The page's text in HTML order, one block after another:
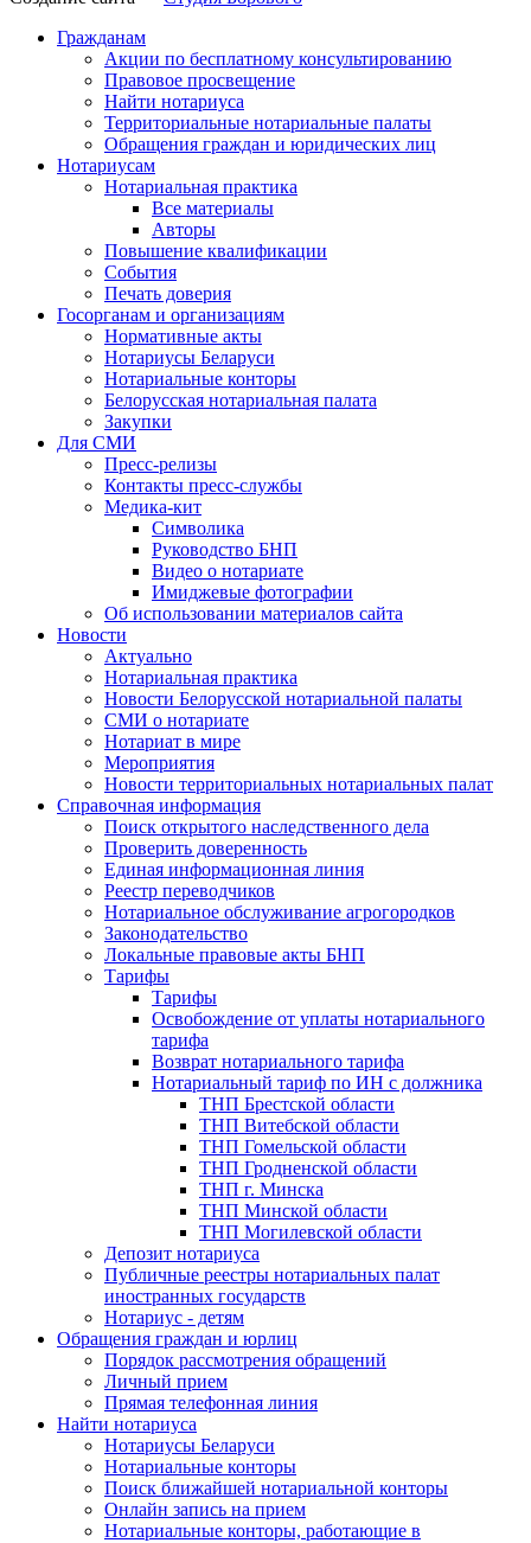
Гражданам
Акции по бесплатному консультированию
Правовое просвещение
Найти нотариуса
Территориальные нотариальные палаты
Обращения граждан и юридических лиц
Нотариусам
Нотариальная практика
Все материалы
Авторы
Повышение квалификации
События
Печать доверия
Госорганам и организациям
Нормативные акты
Нотариусы Беларуси
Нотариальные конторы
Белорусская нотариальная палата
Закупки
Для СМИ
Пресс-релизы
Контакты пресс-службы
Медика-кит
Символика
Руководство БНП
Видео о нотариате
Имиджевые фотографии
Об использовании материалов сайта
Новости
Актуально
Нотариальная практика
Новости Белорусской нотариальной палаты
СМИ о нотариате
Нотариат в мире
Мероприятия
Новости территориальных нотариальных палат
Справочная информация
Поиск открытого наследственного дела
Проверить доверенность
Единая информационная линия
Реестр переводчиков
Нотариальное обслуживание агрогородков
Законодательство
Локальные правовые акты БНП
Тарифы
Тарифы
Освобождение от уплаты нотариального
тарифа
Возврат нотариального тарифа
Нотариальный тариф по ИН с должника
ТНП Брестской области
ТНП Витебской области
ТНП Гомельской области
ТНП Гродненской области
ТНП г. Минска
ТНП Минской области
ТНП Могилевской области
Депозит нотариуса
Публичные реестры нотариальных палат
иностранных государств
Нотариус - детям
Обращения граждан и юрлиц
Порядок рассмотрения обращений
Личный прием
Прямая телефонная линия
Найти нотариуса
Нотариусы Беларуси
Нотариальные конторы
Поиск ближайшей нотариальной конторы
Онлайн запись на прием
Нотариальные конторы, работающие в